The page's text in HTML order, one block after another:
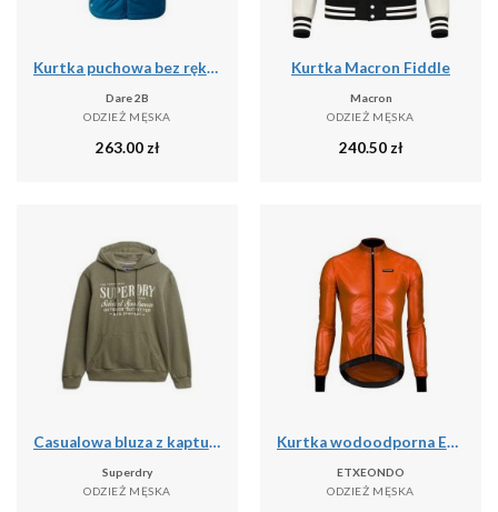
Kurtka puchowa bez rękawów Dare 2B Touring II
Dare 2B
ODZIEŻ MĘSKA
263.00 zł
Kurtka Macron Fiddle
Macron
ODZIEŻ MĘSKA
240.50 zł
Casualowa bluza z kapturem Superdry Outdoor Supply Co
Superdry
ODZIEŻ MĘSKA
Kurtka wodoodporna Etxeondo Busti
ETXEONDO
ODZIEŻ MĘSKA